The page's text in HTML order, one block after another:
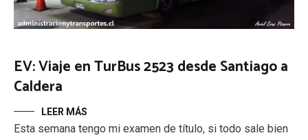
EV: Viaje en TurBus 2523 desde Santiago a
Caldera
LEER MÁS
Esta semana tengo mi examen de título, si todo sale bien